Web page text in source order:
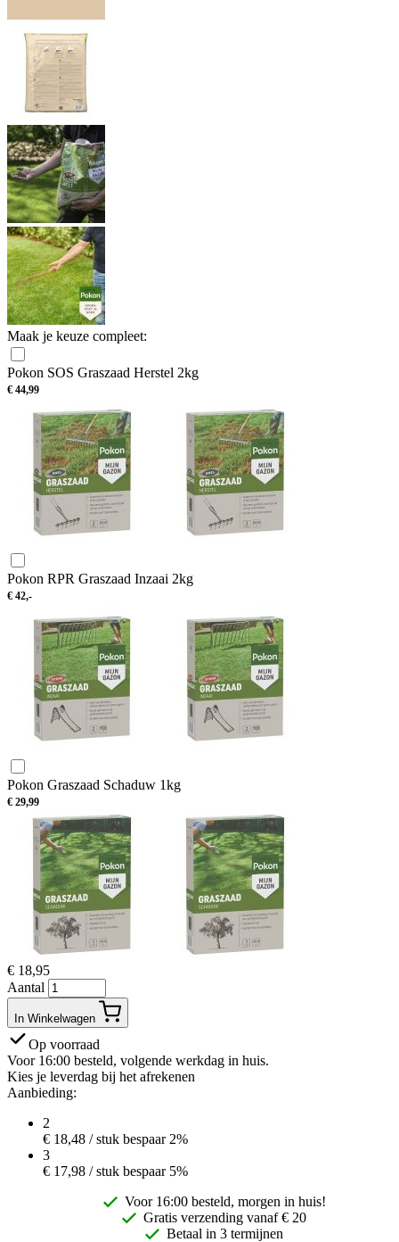
Maak je keuze compleet:
Pokon SOS Graszaad Herstel 2kg
€ 44,99
Pokon RPR Graszaad Inzaai 2kg
€ 42,-
Pokon Graszaad Schaduw 1kg
€ 29,99
€ 18,95
Aantal
In Winkelwagen
Op voorraad
Voor 16:00 besteld, volgende werkdag in huis.
Kies je leverdag bij het afrekenen
Aanbieding:
2
€ 18,48 / stuk bespaar 2%
3
€ 17,98 / stuk bespaar 5%
Voor 16:00 besteld, morgen in huis!
Gratis verzending vanaf € 20
Betaal in 3 termijnen